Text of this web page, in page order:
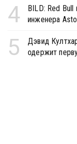
4
BILD: Red
инженера
5
Дэвид
одержит